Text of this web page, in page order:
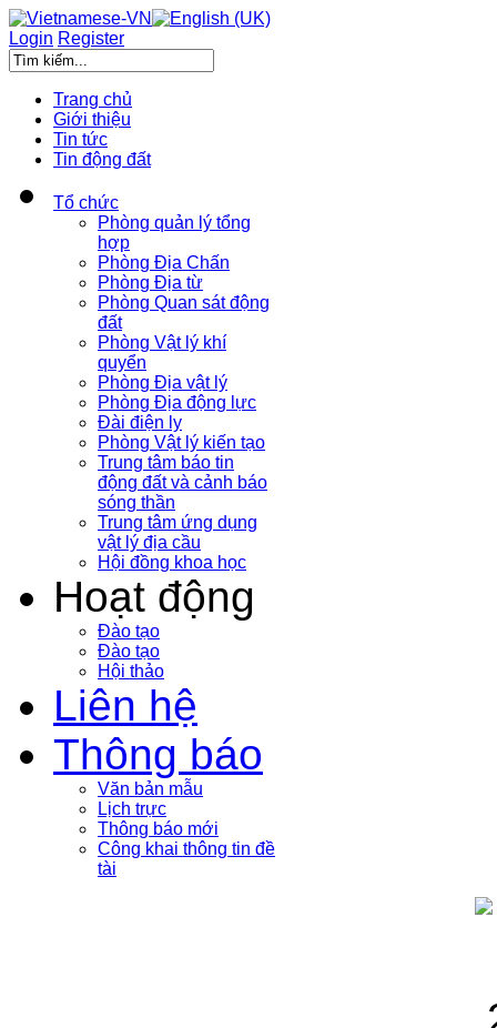
Login Register
Trang chủ
Giới thiệu
Tin tức
Tin động đất
Tổ chức
Phòng quản lý tổng
hợp
Phòng Địa Chấn
Phòng Địa từ
Phòng Quan sát động
đất
Phòng Vật lý khí
quyển
Phòng Địa vật lý
Phòng Địa động lực
Đài điện ly
Phòng Vật lý kiến tạo
Trung tâm báo tin
động đất và cảnh báo
sóng thần
Trung tâm ứng dụng
vật lý địa cầu
Hội đồng khoa học
Hoạt động
Đào tạo
Đào tạo
Hội thảo
Liên hệ
Thông báo
Văn bản mẫu
Lịch trực
Thông báo mới
Công khai thông tin đề
tài